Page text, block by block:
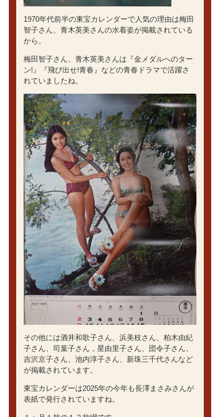
1970年代前半の東宝カレンダーで人気の理由は梅田
智子さん、青木英美さんの水着姿が掲載されている
から。
梅田智子さん、青木英美さんは『金メダルへのター
ン!』『飛び出せ!青春』などの青春ドラマで活躍さ
れていましたね。
その他には酒井和歌子さん、浜美枝さん、柏木由紀
子さん、司葉子さん，星由里子さん、団令子さん、
吉沢京子さん、池内淳子さん、新珠三千代さんなど
が掲載されています。
東宝カレンダーは2025年の今年も長澤まさみさんが
表紙で発行されていますね。